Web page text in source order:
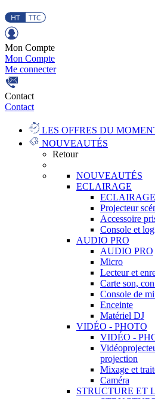
Mon Compte
Mon Compte
Me connecter
Contact
Contact
LES OFFRES DU
NOUVEAUTÉS
Retour
NOUVEAUTÉS
ECLAIRAGE
ECLAIRAGE
Projecteur
Accessoire
Console et
AUDIO PRO
AUDIO PRO
Micro
Lecteur et
Carte son,
Console de
Enceinte
Matériel DJ
VIDÉO - PHOTO
VIDÉO -
projection
Mixage et
Caméra
STRUCTURE ET